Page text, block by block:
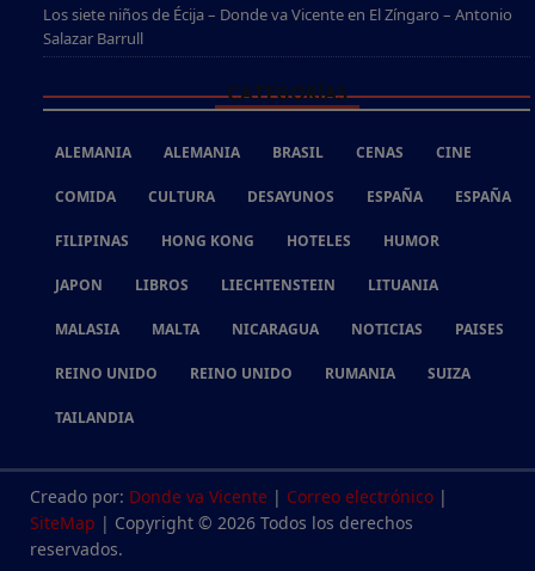
Los siete niños de Écija – Donde va Vicenteen El Zíngaro – Antonio
Salazar Barrull
CATEGORÍAS
ALEMANIA ALEMANIA BRASIL CENAS CINE
COMIDA CULTURA DESAYUNOS ESPAÑA ESPAÑA
FILIPINAS HONG KONG HOTELES HUMOR
JAPON LIBROS LIECHTENSTEIN LITUANIA
MALASIA MALTA NICARAGUA NOTICIAS PAISES
REINO UNIDO REINO UNIDO RUMANIA SUIZA
TAILANDIA
Creado por: Donde va Vicente | Correo electrónico |
SiteMap | Copyright © 2026 Todos los derechos
reservados.